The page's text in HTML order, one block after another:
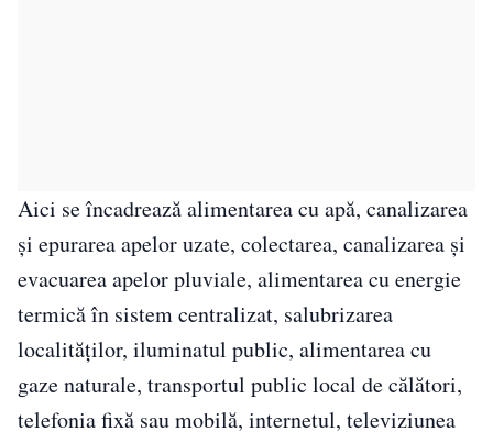
Aici se încadrează alimentarea cu apă, canalizarea
şi epurarea apelor uzate, colectarea, canalizarea şi
evacuarea apelor pluviale, alimentarea cu energie
termică în sistem centralizat, salubrizarea
localităţilor, iluminatul public, alimentarea cu
gaze naturale, transportul public local de călători,
telefonia fixă sau mobilă, internetul, televiziunea